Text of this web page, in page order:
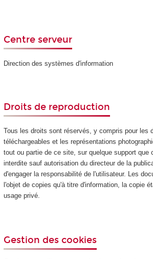
Centre serveur
Direction des systèmes d'information
Droits de reproduction
Tous les droits sont réservés, y compris pour les
téléchargeables et les représentations
tout ou partie de ce site, sur quelque support que
interdite sauf autorisation du directeur de la
d'engager la responsabilité de l'utilisateur. Les
l'objet de copies qu'à titre d'information, la copie
usage privé.
Gestion des cookies